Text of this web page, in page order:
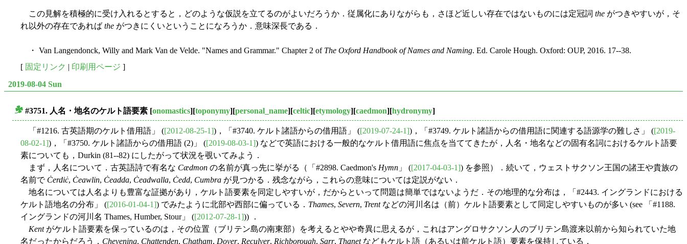
この見解を積極的に受け入れるとすると，どのような仮説を立てるのがよいだろうか．従属化にありながらも，さほど近しい存在ではないものには定冠詞 the がつきやすいが，そ
れ以外の存在であれば the がつきにくいということになろうか．意味深長である．
・ Van Langendonck, Willy and Mark Van de Velde. "Names and Grammar." Chapter 2 of The Oxford Handbook of Names and Naming. Ed. Carole Hough. Oxford: OUP, 2016. 17--38.
[ 固定リンク | 印刷用ページ ]
2019-08-04 Sun
#3751. 人名・地名のケルト語要素 [onomastics][toponymy][personal_name][celtic][etymology][caedmon][hydronymy]
「#1216. 古英語期のケルト借用語」 ([2012-08-25-1])，「#3740. ケルト諸語からの借用語」 ([2019-07-24-1])，「#3749. ケルト諸語からの借用語に関連する語源学の難しさ」 ([2019-
08-02-1])，「#3750. ケルト諸語からの借用語 (2)」 ([2019-08-03-1]) などで英語における一般的なケルト借用語に焦点を当ててきたが，人名・地名などの固有名詞におけるケルト語要
素についても，Durkin (81--82) にしたがって状況を覗いてみよう．
まず，人名について．古英語詩で有名な Cædmon の名前が真っ先に挙がる（「#2898. Caedmon's Hymn 」 ([2017-04-03-1]) を参照）．続いて，ウェストサクソン王国の諸王や貴族の
名前で Ċerdiċ, Ċeawlin, Ċeadda, Ċeadwalla, Ċedd, Cumbra が見つかる．残念ながら，これらの意味については定説がない．
地名については人名よりも豊富な証拠があり，ケルト語要素を同定しやすいが，だからといって問題は簡単ではないようだ．その地理的な分布は，「#2443. イングランドにおける
ケルト語地名の分布」 ([2016-01-04-1]) でみたように北部や西部に偏っている． Thames, Severn, Trentなどの河川名は（前）ケルト語要素として同定しやすいものが多い (see 「#1188.
イングランドの河川名 Thames, Humber, Stour」 ([2012-07-28-1])) ．
Kentがケルト語要素を保っているのは，その位置（ブリテン島の南東部）を考えるとやや奇異に思えるが，これはアングロサクソン人のブリテン島渡来以前から知られていた地
名だったからだろう． Chevening, Chattenden, Chatham, Dover, Reculver, Richborough, Sarr, Thanetなどもケルト語（あるいは前ケルト語）要素を保持している．